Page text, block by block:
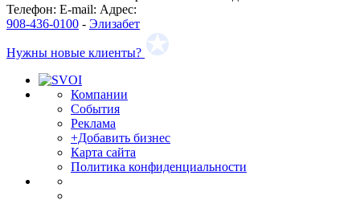
Телефон: E-mail: Адрес:
908-436-0100 - Элизабет
Нужны новые клиенты?
Компании
События
Реклама
+Добавить бизнес
Карта сайта
Политика конфиденциальности